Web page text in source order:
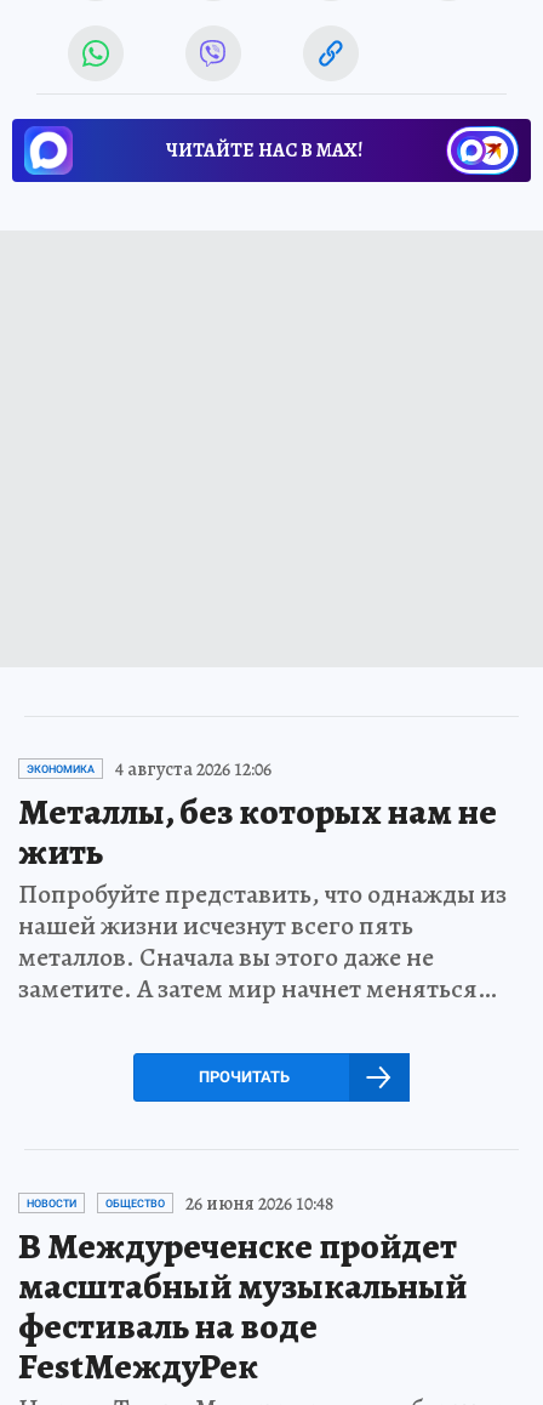
ЧИТАЙТЕ НАС В МАХ!
ЭКОНОМИКА 4 августа 2026 12:06
Металлы, без которых нам не
жить
Попробуйте представить, что однажды из
нашей жизни исчезнут всего пять
металлов. Сначала вы этого даже не
заметите. А затем мир начнет меняться…
ПРОЧИТАТЬ
НОВОСТИ ОБЩЕСТВО 26 июня 2026 10:48
В Междуреченске пройдет
масштабный музыкальный
фестиваль на воде
FestМеждуРек